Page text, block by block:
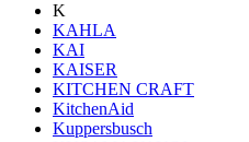
K
KAHLA
KAI
KAISER
KITCHEN CRAFT
KitchenAid
Kuppersbusch